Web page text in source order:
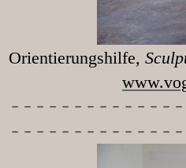
Orientierungshilfe,
-----------